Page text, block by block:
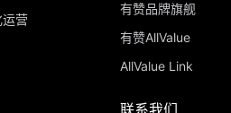
营
有赞品牌旗舰
有赞AllValue
AllValue Link